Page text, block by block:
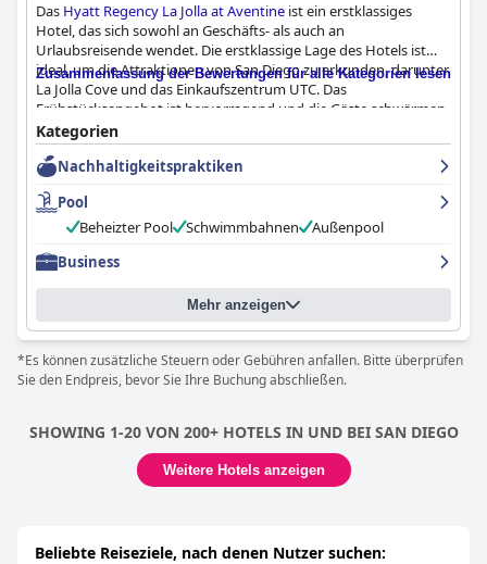
Das Hyatt Regency La Jolla at Aventine ist ein erstklassiges
Hotel, das sich sowohl an Geschäfts- als auch an
Urlaubsreisende wendet. Die erstklassige Lage des Hotels ist
ideal, um die Attraktionen von San Diego zu erkunden, darunter
La Jolla Cove und das Einkaufszentrum UTC. Das
Frühstücksangebot ist hervorragend und die Gäste schwärmen
von den Speisen und dem Service. Die Zimmer sind geräumig,
komfortabel und gut ausgestattet, obwohl einige Gäste kleinere
Probleme mit der Sauberkeit und der veralteten Einrichtung
bemängelten. Das Hotel ist makellos sauber und einladend, und
der Service des freundlichen und zuvorkommenden Personals
ist ausgezeichnet. Der Poolbereich ist wunderschön und gut
aber kostenpflichtig. Die Betten sind sehr bequem mit
hervorragenden Kissen. Insgesamt haben die Gäste während
ihres Aufenthalts sehr gute Erfahrungen gemacht und fanden
das Hotel entspannend, sauber und gut ausgestattet. Wenn Sie
einen Besuch in La Jolla planen, ist das Hyatt Regency auf jeden
Fall ein empfehlenswertes Hotel.
Zusammenfassung der Bewertungen für alle Kategorien lesen
Kategorien
Nachhaltigkeitspraktiken
Pool
Beheizter Pool
Schwimmbahnen
Außenpool
Business
Mehr anzeigen
*Es können zusätzliche Steuern oder Gebühren anfallen. Bitte überprüfen
Sie den Endpreis, bevor Sie Ihre Buchung abschließen.
SHOWING 1-20 VON 200+ HOTELS IN UND BEI SAN DIEGO
Weitere Hotels anzeigen
Beliebte Reiseziele, nach denen Nutzer suchen: